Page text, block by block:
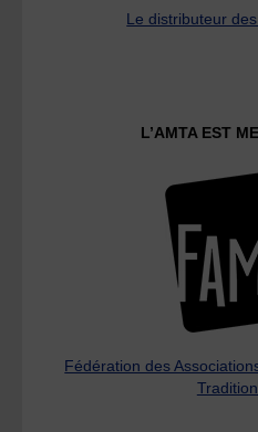
Le distributeur
L’AMTA EST
Fédération des